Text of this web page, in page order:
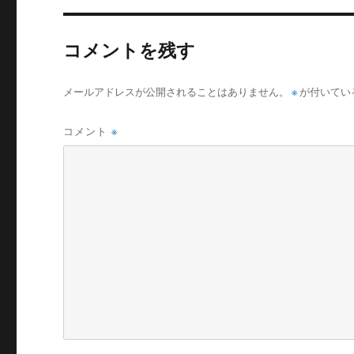
コメントを残す
メールアドレスが公開されることはありません。 ※ が付いて
コメント※